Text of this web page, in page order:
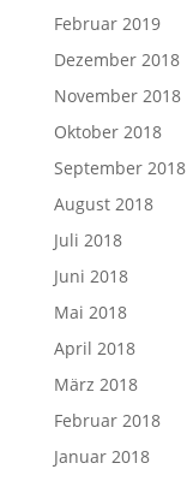
Februar 2019
Dezember 2018
November 2018
Oktober 2018
September 2018
August 2018
Juli 2018
Juni 2018
Mai 2018
April 2018
März 2018
Februar 2018
Januar 2018